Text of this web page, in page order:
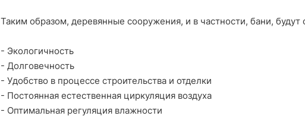
Таким образом, деревянные сооружения, и в частности, бани,
- Экологичность
- Долговечность
- Удобство в процессе строительства и отделки
- Постоянная естественная циркуляция воздуха
- Оптимальная регуляция влажности